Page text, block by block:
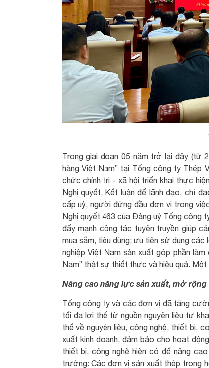
Trong giai đoạn 05 năm trở lại đây (từ
hàng Việt Nam” tại Tổng công ty Thép
chức chính trị - xã hội triển khai thực
Nghị quyết, Kết luận để lãnh đạo, chỉ
cấp uỷ, người đứng đầu đơn vị trong
Nghị quyết 463 của Đảng uỷ Tổng công
đẩy mạnh công tác tuyên truyền giúp
mua sắm, tiêu dùng; ưu tiên sử dụng
nghiệp Việt Nam sản xuất góp phần
Nam” thật sự thiết thực và hiệu quả.
Nâng cao năng lực sản xuất, mở
Tổng công ty và các đơn vị đã tăng
tối đa lợi thế từ nguồn nguyên liệu tự
thế về nguyên liệu, công nghệ, thiết bị,
xuất kinh doanh, đảm bảo cho hoạt
thiết bị, công nghệ hiện có để nâng
trường: Các đơn vị sản xuất thép trong